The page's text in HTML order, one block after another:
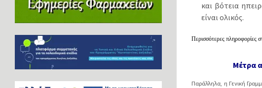
και βότεια
είναι ολικός.
Περισσότερες πληροφορίες
Μέτρα
Παράλληλα, η Γενική